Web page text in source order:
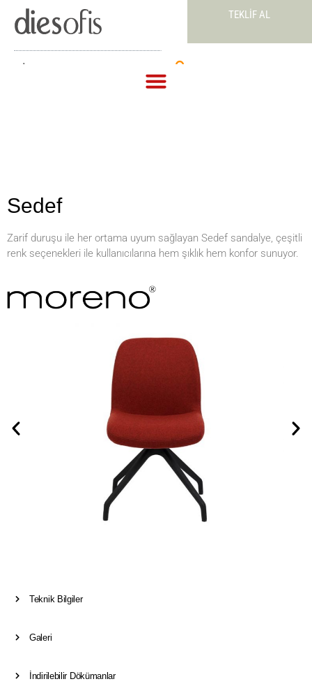
TEKLIF AL
Teklif Al
Sedef
Zarif duruşu ile her ortama uyum sağlayan Sedef sandalye, çeşitli
renk seçenekleri ile kullanıcılarına hem şıklık hem konfor sunuyor.
Teknik Bilgiler
Galeri
İndirilebilir Dökümanlar